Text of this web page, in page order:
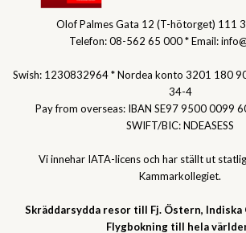
Olof Palmes Gata 12 (T-hötorget) 111
Telefon: 08-562 65 000 * Email:
Swish: 1230832964 * Nordea konto 3201 180
34-4
Pay from overseas: IBAN SE97 9500 0099
SWIFT/BIC: NDEASESS
Vi innehar IATA-licens och har ställt ut
Kammarkollegiet.
Skräddarsydda resor till Fj. Östern, Indiska
Flygbokning till hela